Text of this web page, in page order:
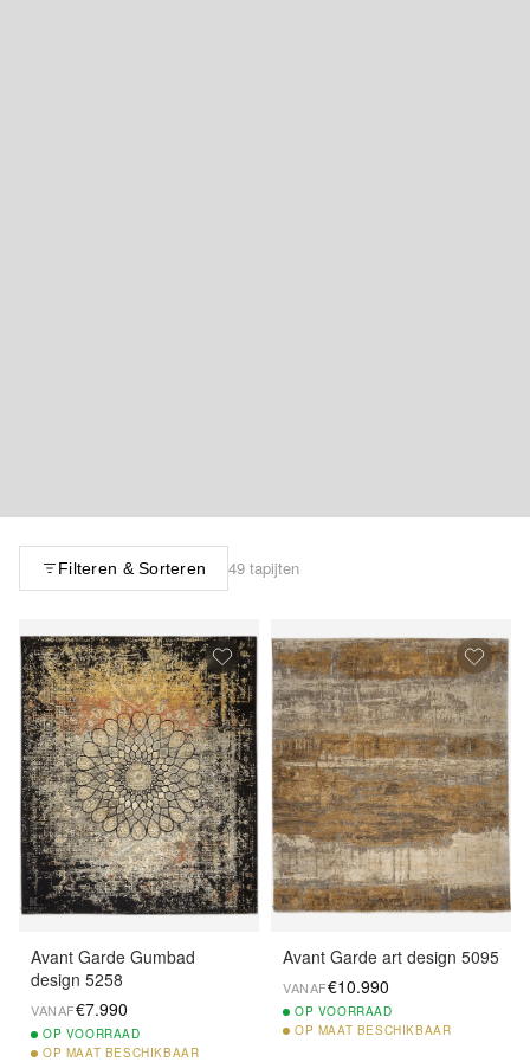
Filteren & Sorteren 49 tapijten
Avant Garde Gumbad
design 5258
VANAF€7.990
OP VOORRAAD
OP MAAT BESCHIKBAAR
Avant Garde art design 5095
VANAF€10.990
OP VOORRAAD
OP MAAT BESCHIKBAAR